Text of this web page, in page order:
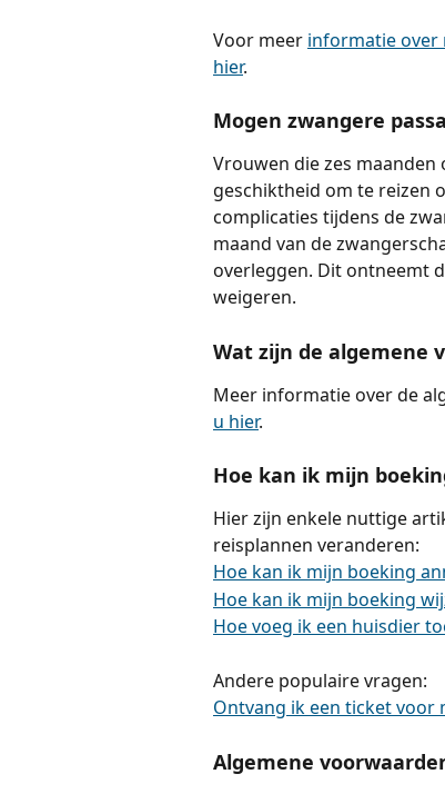
Voor meer informatie over
hier.
Mogen zwangere
Vrouwen die zes
geschiktheid om te reizen
complicaties tijdens de
maand van de
overleggen. Dit ontneemt
weigeren.
Wat zijn de algemene
Meer informatie over de
u hier.
Hoe kan ik mijn
Hier zijn enkele nuttige
reisplannen veranderen:
Hoe kan ik mijn boeking
Hoe kan ik mijn boeking
Hoe voeg ik een huisdier
Andere populaire vragen:
Ontvang ik een ticket voor
Algemene